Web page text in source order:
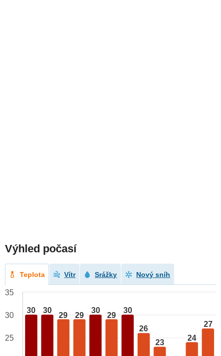
Výhled počasí
Teplota Vítr Srážky Nový sníh
30 30
29 29
30
29
30
26
23
24
27
35
30
25